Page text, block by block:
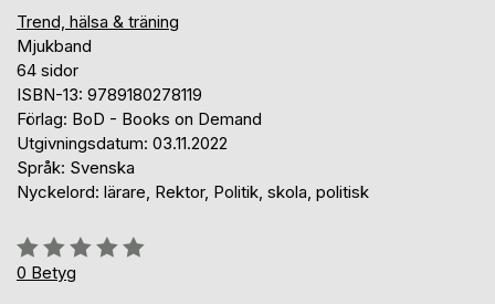
Trend, hälsa & träning
Mjukband
64 sidor
ISBN-13: 9789180278119
Förlag: BoD - Books on Demand
Utgivningsdatum: 03.11.2022
Språk: Svenska
Nyckelord: lärare, Rektor, Politik, skola, politisk
Betyg::
0%
0 Betyg